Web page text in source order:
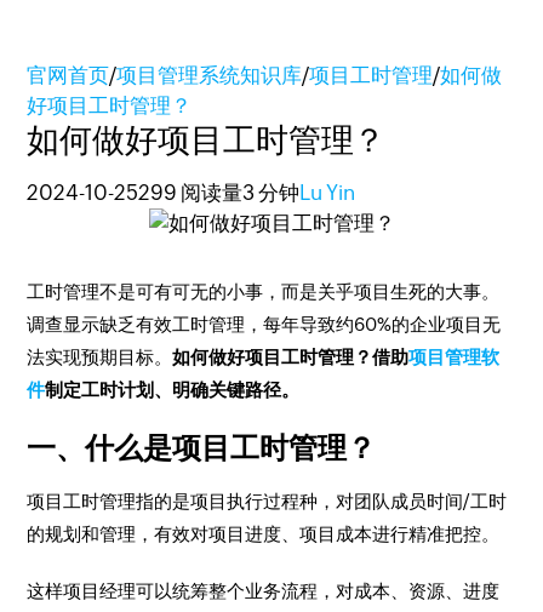
官网首页/项目管理系统知识库/项目工时管理/如何做
好项目工时管理？
如何做好项目工时管理？
2024-10-25299 阅读量3 分钟 Lu Yin
工时管理不是可有可无的小事，而是关乎项目生死的大事。
调查显示缺乏有效工时管理，每年导致约60%的企业项目无
法实现预期目标。如何做好项目工时管理？借助项目管理软
件制定工时计划、明确关键路径。
一、什么是项目工时管理？
项目工时管理指的是项目执行过程种，对团队成员时间/工时
的规划和管理，有效对项目进度、项目成本进行精准把控。
这样项目经理可以统筹整个业务流程，对成本、资源、进度